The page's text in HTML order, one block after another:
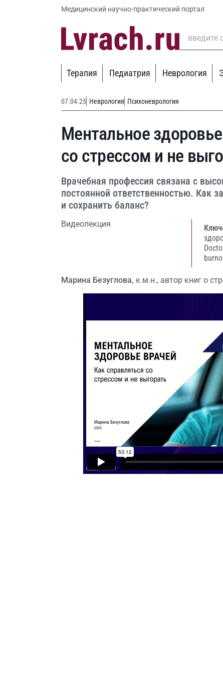
Медицинский научно-практический портал
Терапия Педиатрия Неврология
07.04.25 Неврология Психоневрология
Ментальное
со стрессом и не
Врачебная профессия связана с
постоянной ответственностью. Как
и сохранить баланс?
Видеолекция
Марина Безуглова, к.м.н., автор книг о